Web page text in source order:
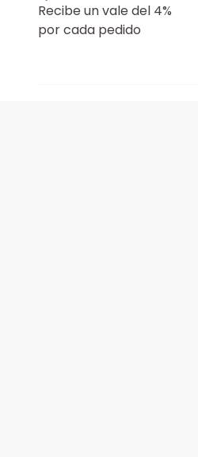
Recibe un vale del 4%
por cada pedido